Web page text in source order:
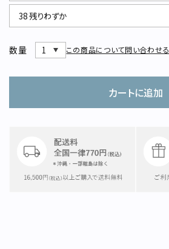
直営店
Instagram
数量 この商品について問い合わせる
カートに追加